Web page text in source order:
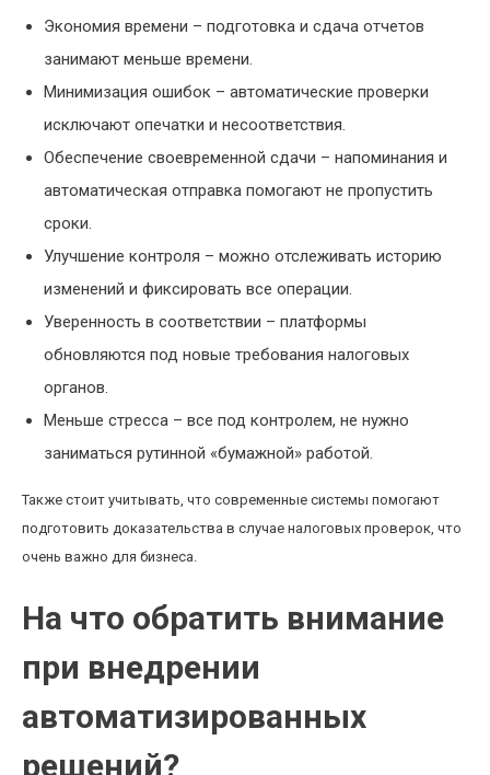
Экономия времени – подготовка и сдача отчетов
занимают меньше времени.
Минимизация ошибок – автоматические проверки
исключают опечатки и несоответствия.
Обеспечение своевременной сдачи – напоминания и
автоматическая отправка помогают не пропустить
сроки.
Улучшение контроля – можно отслеживать историю
изменений и фиксировать все операции.
Уверенность в соответствии – платформы
обновляются под новые требования налоговых
органов.
Меньше стресса – все под контролем, не нужно
заниматься рутинной «бумажной» работой.
Также стоит учитывать, что современные системы помогают
подготовить доказательства в случае налоговых проверок, что
очень важно для бизнеса.
На что обратить внимание
при внедрении
автоматизированных
решений?